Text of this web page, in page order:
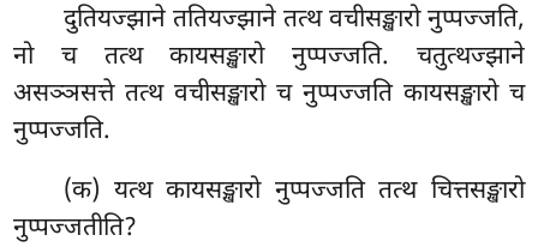
दुतियज्झाने ततियज्झाने तत्थ वचीसङ्खारो नुप्पज्जति,
नो च तत्थ कायसङ्खारो नुप्पज्जति. चतुत्थज्झाने
असञ्ञसत्ते तत्थ वचीसङ्खारो च नुप्पज्जति कायसङ्खारो च
नुप्पज्जति.
(क) यत्थ कायसङ्खारो नुप्पज्जति तत्थ चित्तसङ्खारो
नुप्पज्जतीति?